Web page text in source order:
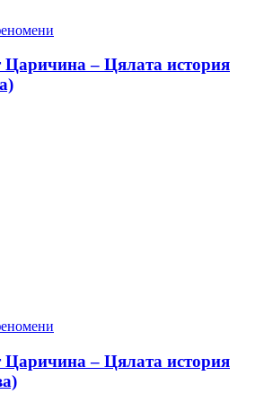
– Цялата история
– Цялата история